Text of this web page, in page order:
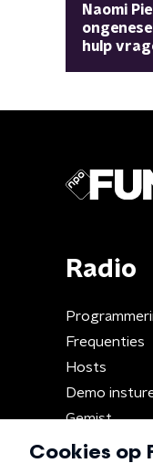
Naomi
hulp
Radio
Frequenties
Hosts
Demo
Gemist